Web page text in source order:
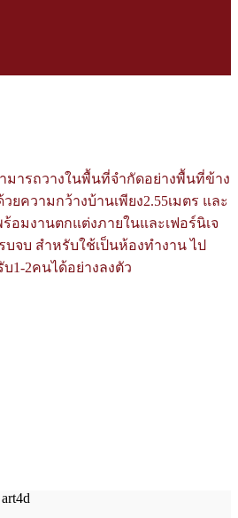
มารถวางในพื้นที่จำกัดอย่างพื้นที่ข้าง
ความกว้างบ้านเพียง2.55เมตร และ
อมงานตกแต่งภายในและเฟอร์นิเจ
จบ สำหรับใช้เป็นห้องทำงาน ไป
1-2คนได้อย่างลงตัว